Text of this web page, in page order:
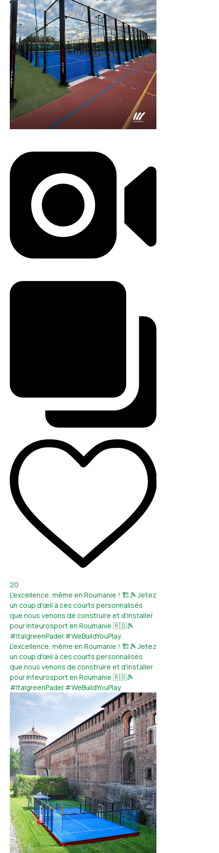
20
L'excellence, même en Roumanie ! 🏗️🎾 Jetez
un coup d'œil à ces courts personnalisés
que nous venons de construire et d'installer
pour Inteurosport en Roumanie 🇷🇴🎾
#ItalgreenPadel #WeBuildYouPlay.
L'excellence, même en Roumanie ! 🏗️🎾 Jetez
un coup d'œil à ces courts personnalisés
que nous venons de construire et d'installer
pour Inteurosport en Roumanie 🇷🇴🎾
#ItalgreenPadel #WeBuildYouPlay